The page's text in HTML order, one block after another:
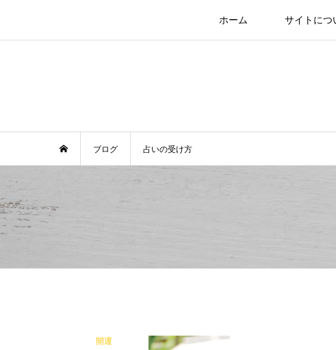
ホーム サイトにつ
ブログ 占いの受け方
開運